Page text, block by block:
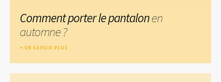
Comment porter le pantalonen
automne ?
EN SAVOIR PLUS